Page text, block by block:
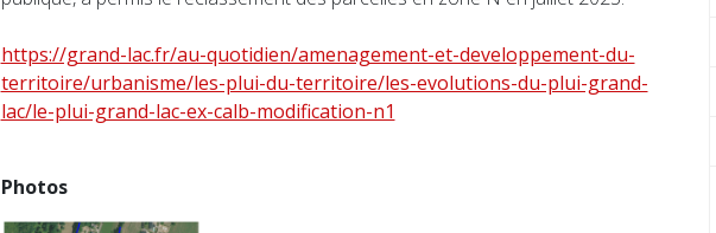
https://grand-lac.fr/au-quotidien/amenagement-et-developpement-du-
territoire/urbanisme/les-plui-du-territoire/les-evolutions-du-plui-grand-
lac/le-plui-grand-lac-ex-calb-modification-n1
Photos